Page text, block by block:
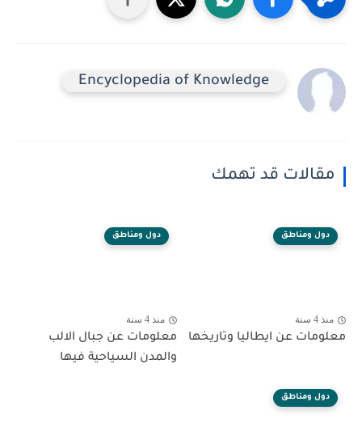
Encyclopedia of Knowledge
مقالات قد تهمك
دول ومناطق
منذ 4 سنة
معلومات عن ايطاليا وتاريخها
دول ومناطق
منذ 4 سنة
معلومات عن جبال الالب
والمدن السياحية فيها
دول ومناطق